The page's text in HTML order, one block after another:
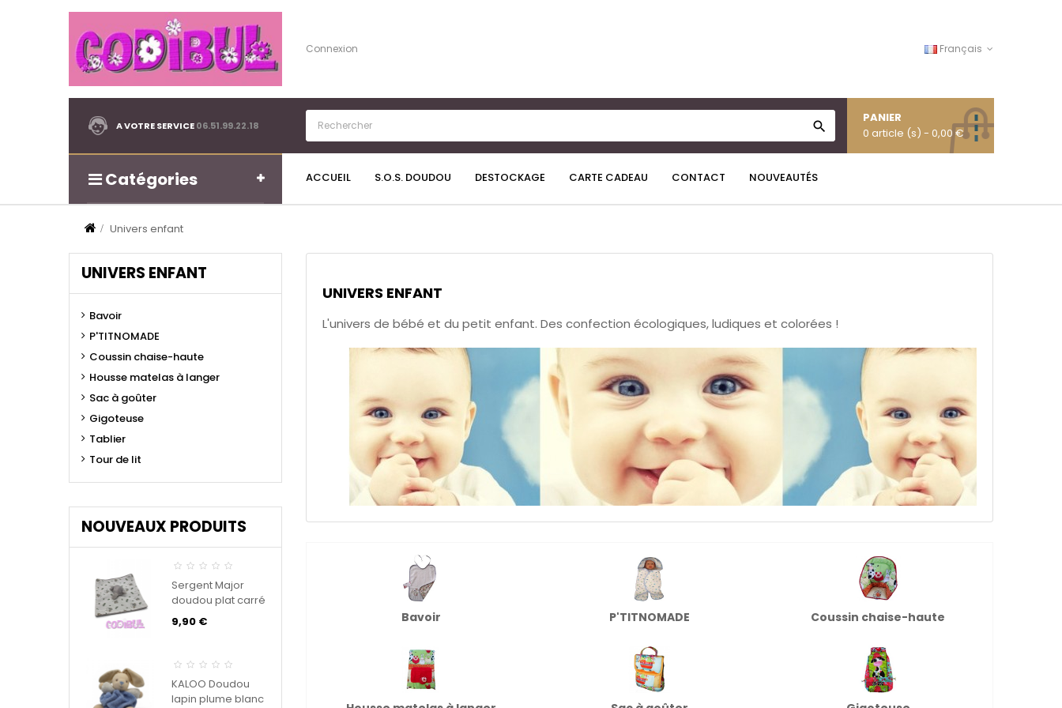
Français
Connexion
A VOTRE SERVICE06.51.99.22.18 
PANIER
0 article (s) - 0,00 €
Catégories ACCUEIL S.O.S. DOUDOU DESTOCKAGE CARTE CADEAU CONTACT NOUVEAUTÉS
Univers enfant
UNIVERS ENFANT
Bavoir
P'TITNOMADE
Coussin chaise-haute
Housse matelas à langer
Sac à goûter
Gigoteuse
Tablier
Tour de lit
NOUVEAUX PRODUITS
Sergent Major
doudou plat carré
éléphant lange
9,90 €
KALOO Doudou
lapin plume blanc
UNIVERS ENFANT
L'univers de bébé et du petit enfant. Des confection écologiques, ludiques et colorées !
Bavoir P'TITNOMADE Coussin chaise-haute